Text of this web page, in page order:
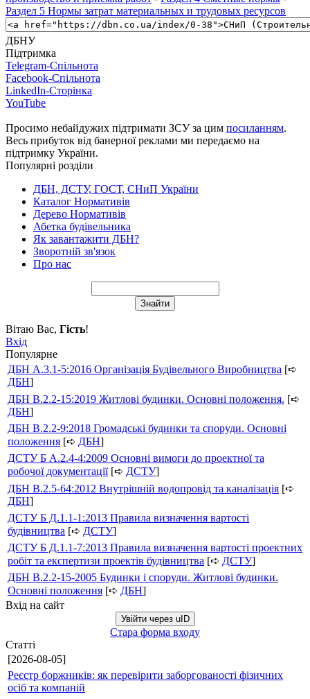
Раздел 5 Нормы затрат материальных и трудовых ресурсов
ДБНУ
Підтримка
Telegram-Спільнота
Facebook-Спільнота
LinkedIn-Сторінка
YouTube
Просимо небайдужих підтримати ЗСУ за цим посиланням.
Весь прибуток від банерної реклами ми передаємо на
підтримку України.
Популярні розділи
ДБН, ДСТУ, ГОСТ, СНиП України
Каталог Нормативів
Дерево Нормативів
Абетка будівельника
Як завантажити ДБН?
Зворотній зв'язок
Про нас
Вітаю Вас, Гість!
Вхід
Популярне
ДБН А.3.1-5:2016 Організація Будівельного Виробництва [➪
ДБН]
ДБН В.2.2-15:2019 Житлові будинки. Основні положення. [➪
ДБН]
ДБН В.2.2-9:2018 Громадські будинки та споруди. Основні
положення [➪ ДБН]
ДСТУ Б А.2.4-4:2009 Основні вимоги до проектної та
робочої документації[➪ ДСТУ]
ДБН В.2.5-64:2012 Внутрішній водопровід та каналізація [➪
ДБН]
ДСТУ Б Д.1.1-1:2013 Правила визначення вартості
будівництва [➪ ДСТУ]
ДСТУ Б Д.1.1-7:2013 Правила визначення вартості проектних
робіт та експертизи проектів будівництва [➪ ДСТУ]
ДБН В.2.2-15-2005 Будинки і споруди. Житлові будинки.
Основні положення [➪ ДБН]
Вхід на сайт
Увійти через uID
Стара форма входу
Статті
[2026-08-05]
Реєстр боржників: як перевірити заборгованості фізичних
осіб та компаній